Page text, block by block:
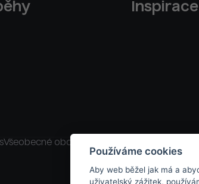
Inspirace
Všeobecné obchodní podmínky
Používáme cookies
Aby web běžel jak má a
uživatelský zážitek,